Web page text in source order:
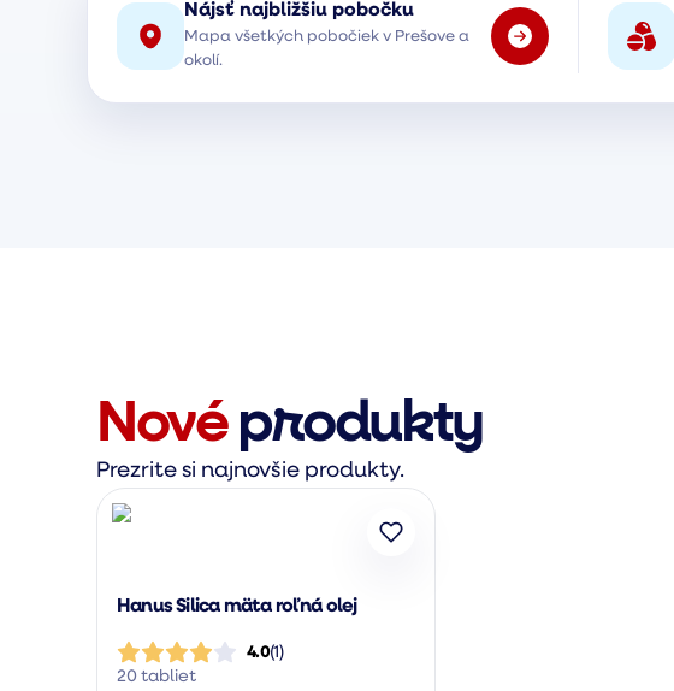
Nájsť najbližšiu pobočku
Mapa všetkých pobočiek v Prešove a
okolí.
Novéprodukty
Prezrite si najnovšie produkty.
Hanus Silica mäta roľná olej
4.0(1 )
20 tabliet